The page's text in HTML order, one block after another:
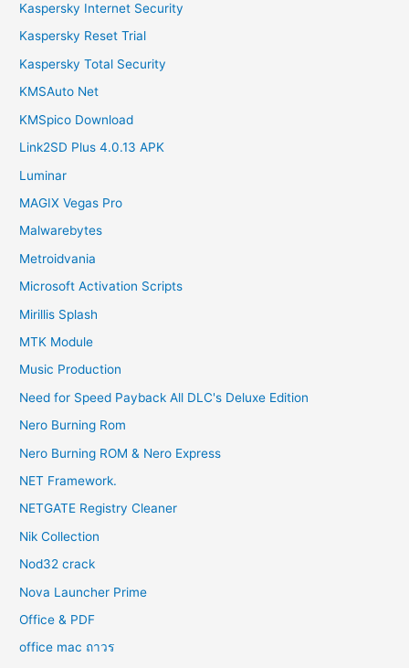
Kaspersky Internet Security
Kaspersky Reset Trial
Kaspersky Total Security
KMSAuto Net
KMSpico Download
Link2SD Plus 4.0.13 APK
Luminar
MAGIX Vegas Pro
Malwarebytes
Metroidvania
Microsoft Activation Scripts
Mirillis Splash
MTK Module
Music Production
Need for Speed Payback All DLC's Deluxe Edition
Nero Burning Rom
Nero Burning ROM & Nero Express
NET Framework.
NETGATE Registry Cleaner
Nik Collection
Nod32 crack
Nova Launcher Prime
Office & PDF
office mac ถาวร